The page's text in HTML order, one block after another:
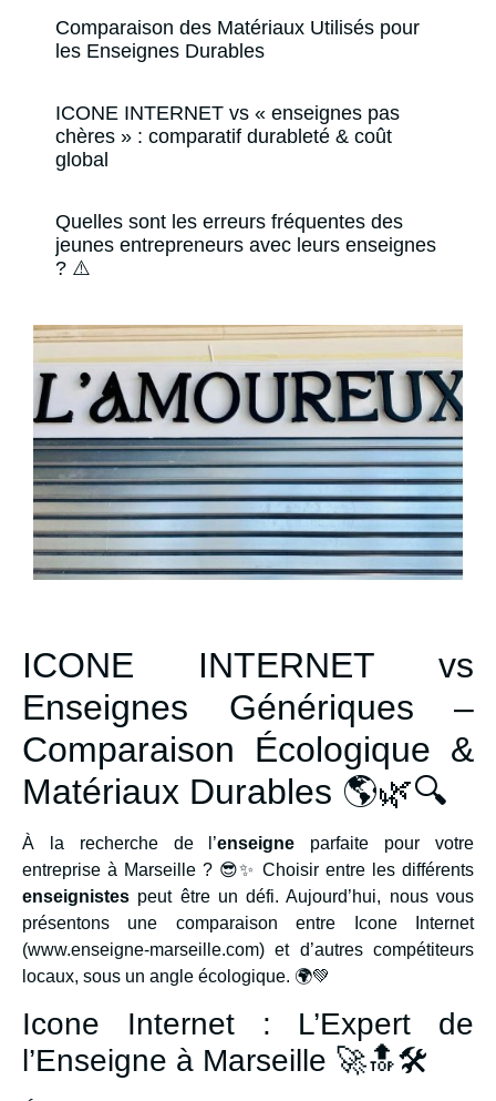
Comparaison des Matériaux Utilisés pour
les Enseignes Durables
ICONE INTERNET vs « enseignes pas
chères » : comparatif durableté & coût
global
Quelles sont les erreurs fréquentes des
jeunes entrepreneurs avec leurs enseignes
? ⚠️
ICONE INTERNET vs
Enseignes Génériques –
Comparaison Écologique &
Matériaux Durables 🌎🌿🔍
À la recherche de l’enseigne parfaite pour votre
entreprise à Marseille ? 😎✨ Choisir entre les différents
enseignistes peut être un défi. Aujourd’hui, nous vous
présentons une comparaison entre Icone Internet
(www.enseigne-marseille.com) et d’autres compétiteurs
locaux, sous un angle écologique. 🌍💚
Icone Internet : L’Expert de
l’Enseigne à Marseille 🚀🔝🛠️